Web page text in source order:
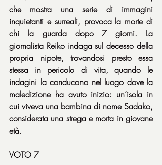
che mostra una serie di immagini
inquietanti e surreali, provoca la morte di
chi la guarda dopo 7 giorni. La
giornalista Reiko indaga sul decesso della
propria nipote, trovandosi presto essa
stessa in pericolo di vita, quando le
indagini la conducono nel luogo dove la
maledizione ha avuto inizio: un’isola in
cui viveva una bambina di nome Sadako,
considerata una strega e morta in giovane
età.
VOTO 7